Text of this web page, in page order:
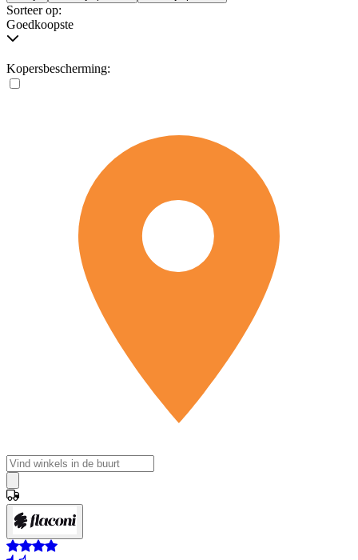
Sorteer op:
Goedkoopste
Kopersbescherming: